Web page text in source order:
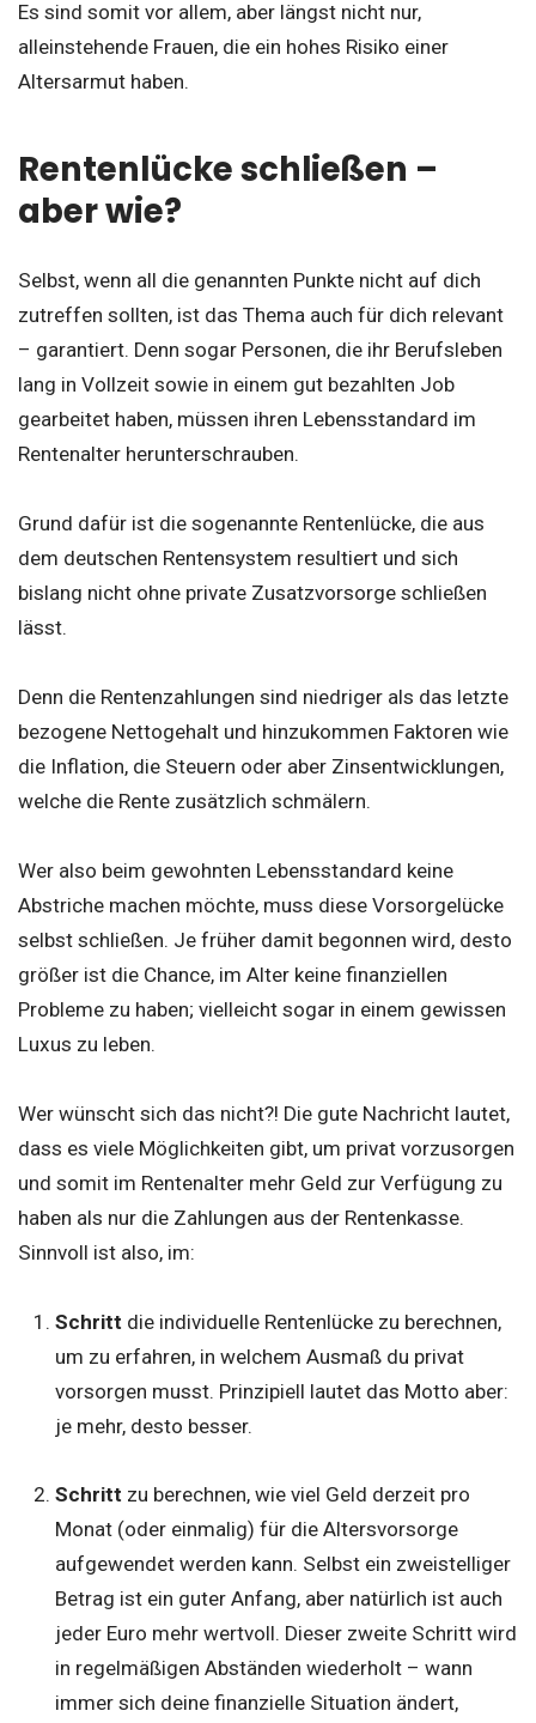
Es sind somit vor allem, aber längst nicht nur,
alleinstehende Frauen, die ein hohes Risiko einer
Altersarmut haben.
Rentenlücke schließen –
aber wie?
Selbst, wenn all die genannten Punkte nicht auf dich
zutreffen sollten, ist das Thema auch für dich relevant
– garantiert. Denn sogar Personen, die ihr Berufsleben
lang in Vollzeit sowie in einem gut bezahlten Job
gearbeitet haben, müssen ihren Lebensstandard im
Rentenalter herunterschrauben.
Grund dafür ist die sogenannte Rentenlücke, die aus
dem deutschen Rentensystem resultiert und sich
bislang nicht ohne private Zusatzvorsorge schließen
lässt.
Denn die Rentenzahlungen sind niedriger als das letzte
bezogene Nettogehalt und hinzukommen Faktoren wie
die Inflation, die Steuern oder aber Zinsentwicklungen,
welche die Rente zusätzlich schmälern.
Wer also beim gewohnten Lebensstandard keine
Abstriche machen möchte, muss diese Vorsorgelücke
selbst schließen. Je früher damit begonnen wird, desto
größer ist die Chance, im Alter keine finanziellen
Probleme zu haben; vielleicht sogar in einem gewissen
Luxus zu leben.
Wer wünscht sich das nicht?! Die gute Nachricht lautet,
dass es viele Möglichkeiten gibt, um privat vorzusorgen
und somit im Rentenalter mehr Geld zur Verfügung zu
haben als nur die Zahlungen aus der Rentenkasse.
Sinnvoll ist also, im:
Schritt die individuelle Rentenlücke zu berechnen,
um zu erfahren, in welchem Ausmaß du privat
vorsorgen musst. Prinzipiell lautet das Motto aber:
je mehr, desto besser.
Schritt zu berechnen, wie viel Geld derzeit pro
Monat (oder einmalig) für die Altersvorsorge
aufgewendet werden kann. Selbst ein zweistelliger
Betrag ist ein guter Anfang, aber natürlich ist auch
jeder Euro mehr wertvoll. Dieser zweite Schritt wird
in regelmäßigen Abständen wiederholt – wann
immer sich deine finanzielle Situation ändert,